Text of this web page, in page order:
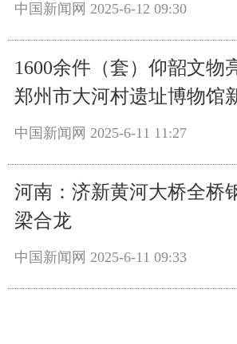
中国新闻网 2025-6-12 09:30
1600余件（套）仰韶文物
郑州市大河村遗址博物馆
中国新闻网 2025-6-11 11:27
河南：济新黄河大桥全桥
梁合龙
中国新闻网 2025-6-11 09:33